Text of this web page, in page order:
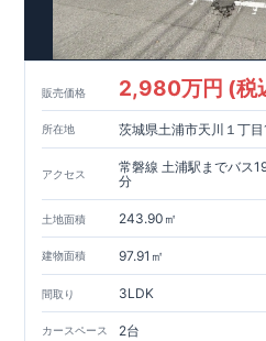
販売価格 2,980万円 (税
所在地 茨城県土浦市天川１丁
アクセス
常磐線 土浦駅までバス
分
土地面積 243.90㎡
建物面積 97.91㎡
間取り 3LDK
カースペース 2台